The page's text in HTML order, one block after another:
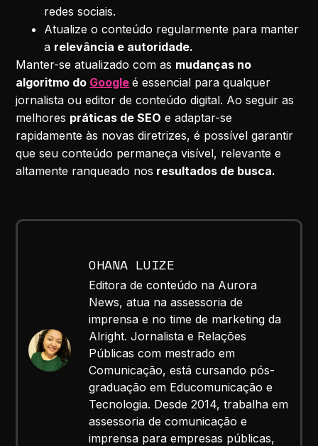
redes sociais.
Atualize o conteúdo regularmente para manter
a relevância e autoridade.
Manter-se atualizado com as mudanças no
algoritmo do Google é essencial para qualquer
jornalista ou editor de conteúdo digital. Ao seguir as
melhores práticas de SEO e adaptar-se
rapidamente às novas diretrizes, é possível garantir
que seu conteúdo permaneça visível, relevante e
altamente ranqueado nos resultados de busca.
OHANA LUIZE
Editora de conteúdo na Aurora
News, atua na assessoria de
imprensa e no time de marketing da
Alright. Jornalista e Relações
Públicas com mestrado em
Comunicação, está cursando pós-
graduação em Educomunicação e
Tecnologia. Desde 2014, trabalha em
assessoria de comunicação e
imprensa para empresas públicas,